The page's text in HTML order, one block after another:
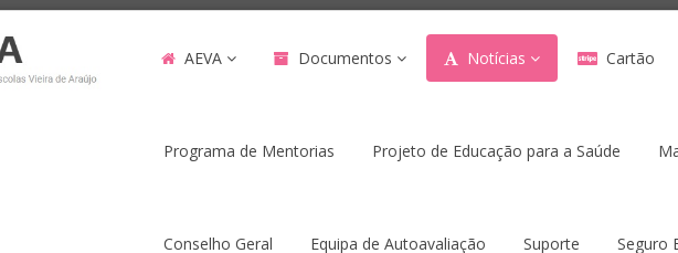
AEVA Documentos Notícias Cartão
Programa de Mentorias Projeto de Educação para a Saúde
Conselho Geral Equipa de Autoavaliação Suporte Seguro